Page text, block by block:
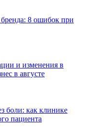
бренда: 8 ошибок при
и изменения в
в августе
боли: как клинике
пациента